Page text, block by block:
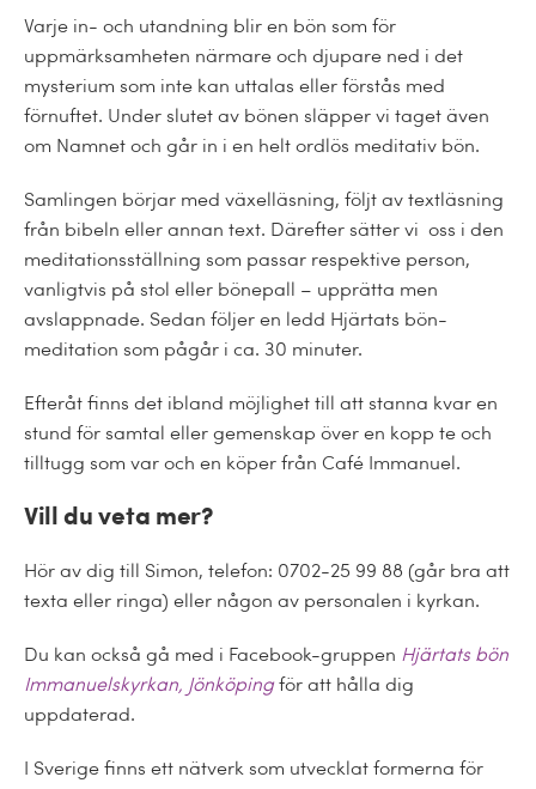
Varje in- och utandning blir en bön som för
uppmärksamheten närmare och djupare ned i det
mysterium som inte kan uttalas eller förstås med
förnuftet. Under slutet av bönen släpper vi taget även
om Namnet och går in i en helt ordlös meditativ bön.
Samlingen börjar med växelläsning, följt av textläsning
från bibeln eller annan text. Därefter sätter vi oss i den
meditationsställning som passar respektive person,
vanligtvis på stol eller bönepall – upprätta men
avslappnade. Sedan följer en ledd Hjärtats bön-
meditation som pågår i ca. 30 minuter.
Efteråt finns det ibland möjlighet till att stanna kvar en
stund för samtal eller gemenskap över en kopp te och
tilltugg som var och en köper från Café Immanuel.
Vill du veta mer?
Hör av dig till Simon, telefon: 0702-25 99 88 (går bra att
texta eller ringa) eller någon av personalen i kyrkan.
Du kan också gå med i Facebook-gruppen Hjärtats bön
Immanuelskyrkan, Jönköpingför att hålla dig
uppdaterad.
I Sverige finns ett nätverk som utvecklat formerna för